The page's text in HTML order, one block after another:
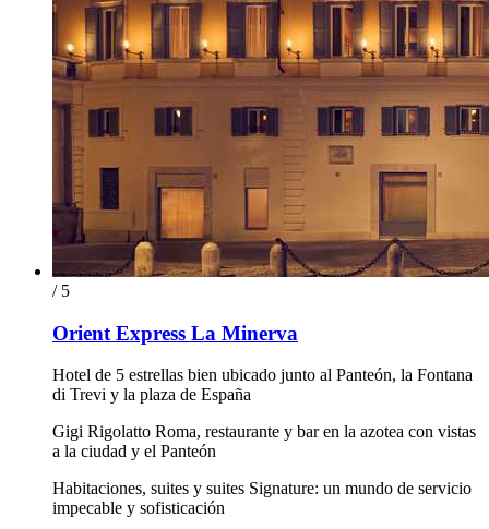
/ 5
Orient Express La Minerva
Hotel de 5 estrellas bien ubicado junto al Panteón, la Fontana
di Trevi y la plaza de España
Gigi Rigolatto Roma, restaurante y bar en la azotea con vistas
a la ciudad y el Panteón
Habitaciones, suites y suites Signature: un mundo de servicio
impecable y sofisticación